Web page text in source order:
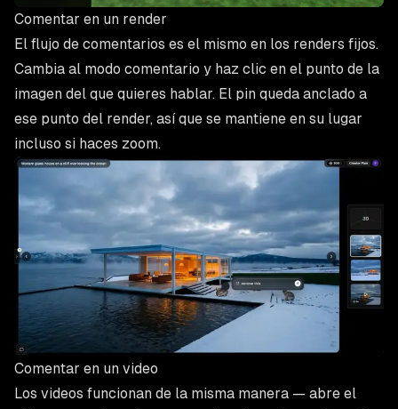
Comentar en un render
El flujo de comentarios es el mismo en los renders fijos.
Cambia al modo comentario y haz clic en el punto de la
imagen del que quieres hablar. El pin queda anclado a
ese punto del render, así que se mantiene en su lugar
incluso si haces zoom.
Comentar en un video
Los videos funcionan de la misma manera — abre el